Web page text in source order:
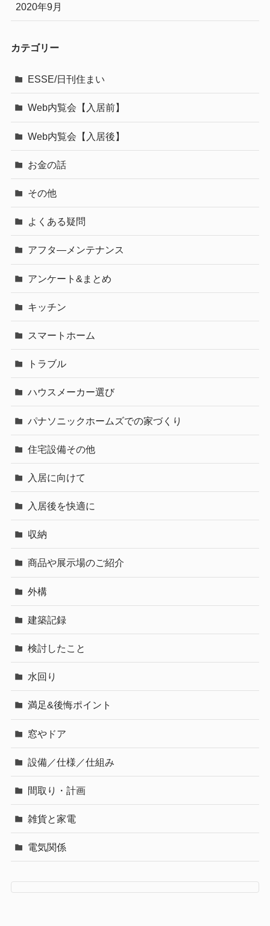
2020年9月
カテゴリー
ESSE/日刊住まい
Web内覧会【入居前】
Web内覧会【入居後】
お金の話
その他
よくある疑問
アフタ―メンテナンス
アンケート&まとめ
キッチン
スマートホーム
トラブル
ハウスメーカー選び
パナソニックホームズでの家づくり
住宅設備その他
入居に向けて
入居後を快適に
収納
商品や展示場のご紹介
外構
建築記録
検討したこと
水回り
満足&後悔ポイント
窓やドア
設備／仕様／仕組み
間取り・計画
雑貨と家電
電気関係